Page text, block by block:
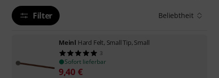
Filter Beliebtheit
Meinl Hard Felt, Small Tip, Small
3
Sofort lieferbar
9,40 €